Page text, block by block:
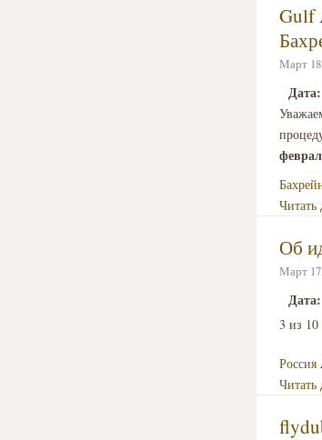
Gulf
Март
Дата:
Читать
Об
Март
Дата:
3 из 10
Россия
Читать